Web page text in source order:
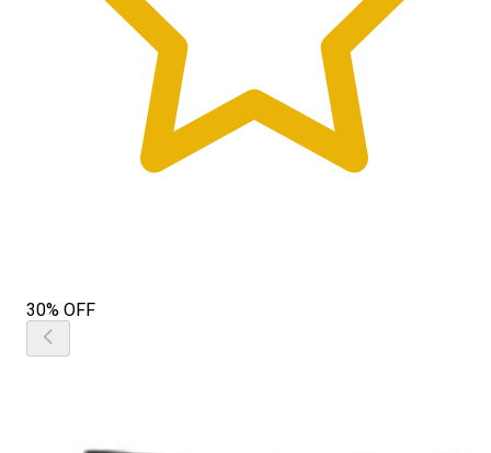
30% OFF